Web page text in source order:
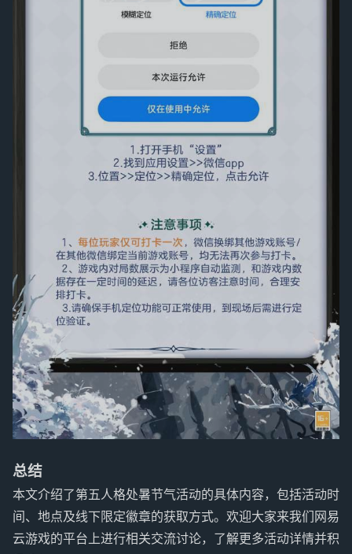
总结
本文介绍了第五人格处暑节气活动的具体内容，包括活动时
间、地点及线下限定徽章的获取方式。欢迎大家来我们网易
云游戏的平台上进行相关交流讨论，了解更多活动详情并积